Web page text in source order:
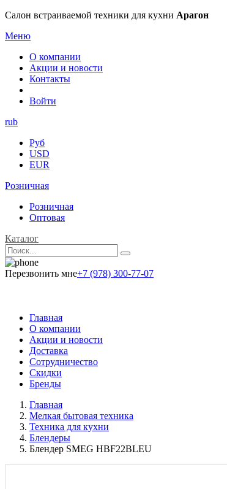
Салон встраиваемой техники для кухни Арагон
Меню
О компании
Акции и новости
Контакты
Войти
rub
Руб
USD
EUR
Розничная
Розничная
Оптовая
Каталог
Перезвонить мне+7 (978) 300-77-07
Главная
О компании
Акции и новости
Доставка
Сотрудничество
Скидки
Бренды
Главная
Мелкая бытовая техника
Техника для кухни
Блендеры
Блендер SMEG HBF22BLEU